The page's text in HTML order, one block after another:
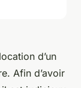
d’un
Afin d’avoir